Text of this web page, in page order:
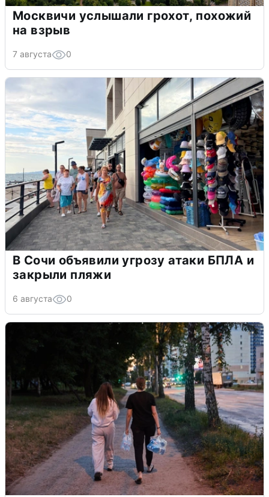
Москвичи услышали грохот, похожий
на взрыв
7 августа 0
В Сочи объявили угрозу атаки БПЛА и
закрыли пляжи
6 августа 0